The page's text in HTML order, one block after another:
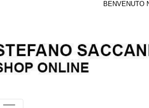
BENVENUTO